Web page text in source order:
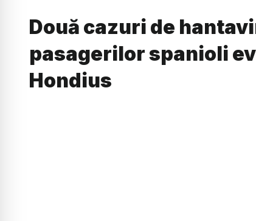
Două cazuri de
pasagerilor spanioli
Hondius